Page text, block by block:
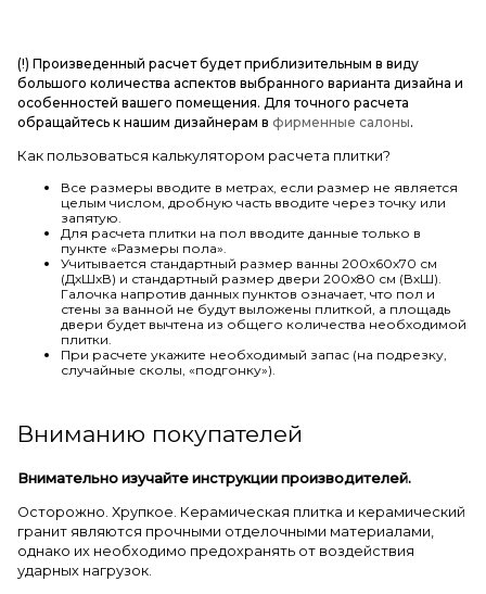
(!) Произведенный расчет будет приблизительным в виду
большого количества аспектов выбранного варианта дизайна и
особенностей вашего помещения. Для точного расчета
обращайтесь к нашим дизайнерам в фирменные салоны.
Как пользоваться калькулятором расчета плитки?
Все размеры вводите в метрах, если размер не является
целым числом, дробную часть вводите через точку или
запятую.
Для расчета плитки на пол вводите данные только в
пункте «Размеры пола».
Учитывается стандартный размер ванны 200х60х70 см
(ДхШхВ) и стандартный размер двери 200х80 см (ВхШ).
Галочка напротив данных пунктов означает, что пол и
стены за ванной не будут выложены плиткой, а площадь
двери будет вычтена из общего количества необходимой
плитки.
При расчете укажите необходимый запас (на подрезку,
случайные сколы, «подгонку»).
Вниманию покупателей
Внимательно изучайте инструкции производителей.
Осторожно. Хрупкое. Керамическая плитка и керамический
гранит являются прочными отделочными материалами,
однако их необходимо предохранять от воздействия
ударных нагрузок.